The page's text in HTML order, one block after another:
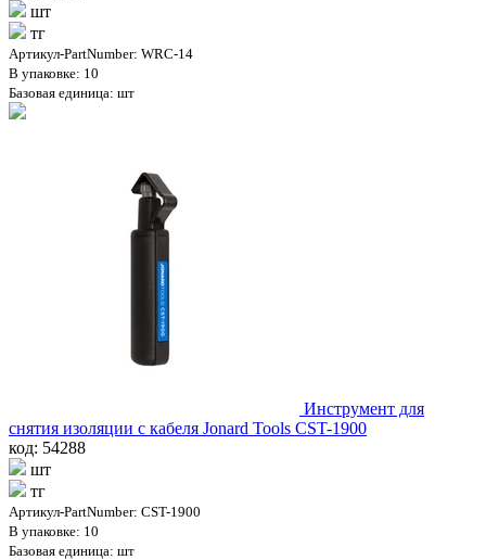
шт
тг
Артикул-PartNumber: WRC-14
В упаковке: 10
Базовая единица: шт
Инструмент для
снятия изоляции с кабеля Jonard Tools CST-1900
код: 54288
шт
тг
Артикул-PartNumber: CST-1900
В упаковке: 10
Базовая единица: шт